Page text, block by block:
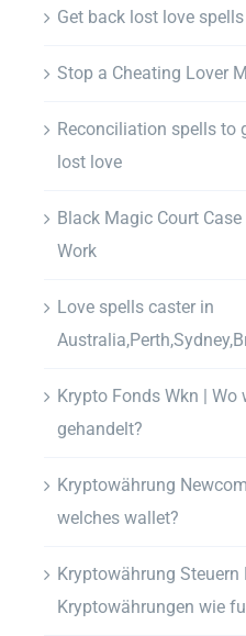
Get back lost love spells
Stop a Cheating Lover
Reconciliation spells to
lost love
Black Magic Court
Work
Love spells caster in
Krypto Fonds Wkn |
gehandelt?
Kryptowährung
welches wallet?
Kryptowährung Steuern
Kryptowährungen wie